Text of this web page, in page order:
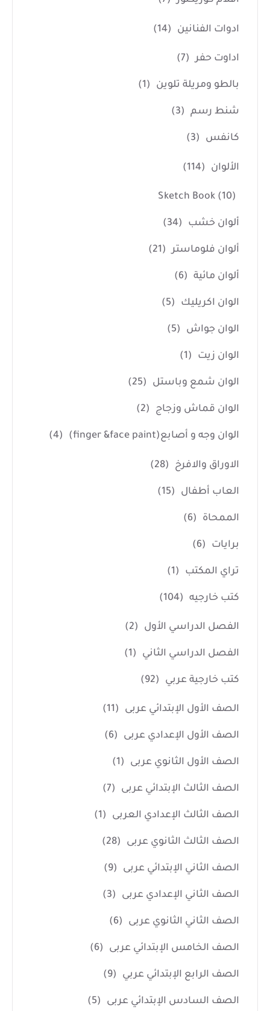
ادوات الفنانين (14)
اداوت حفر (7)
بالطو ومريلة تلوين (1)
شنط رسم (3)
كانفس (3)
الألوان (114)
Sketch Book (10)
ألوان خشب (34)
ألوان فلوماستر (21)
ألوان مائية (6)
الوان اكريليك (5)
الوان جواش (5)
الوان زيت (1)
الوان شمع وباستل (25)
الوان قماش وزجاج (2)
الوان وجه و أصابع(finger &face paint) (4)
الاوراق والافرخ (28)
العاب أطفال (15)
الممحاة (6)
برايات (6)
تراي المكتب (1)
كتب خارجيه (104)
الفصل الدراسي الأول (2)
الفصل الدراسي الثاني (1)
كتب خارجية عربي (92)
الصف الأول الإبتدائي عربى (11)
الصف الأول الإعدادي عربى (6)
الصف الأول الثانوي عربى (1)
الصف الثالث الإبتدائي عربى (7)
الصف الثالث الإعدادي العربى (1)
الصف الثالث الثانوي عربى (28)
الصف الثاني الإبتدائي عربى (9)
الصف الثاني الإعدادي عربى (3)
الصف الثاني الثانوي عربى (6)
الصف الخامس الإبتدائي عربى (6)
الصف الرابع الإبتدائي عربي (9)
الصف السادس الإبتدائي عربى (5)